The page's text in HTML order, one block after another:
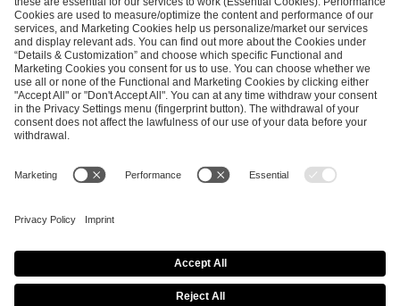
SEND MESSAGE
CAREER MEDIA RIGHTS
Imprint
Privacy Policy Cookie Policy
Terms of Use
Copyright Policy
Procurement Policy Whistleblowing